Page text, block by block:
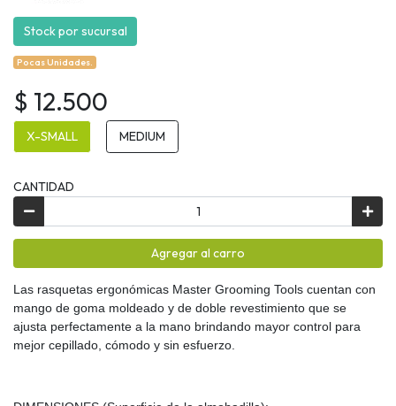
Stock por sucursal
Pocas Unidades.
$ 12.500
X-SMALL MEDIUM
CANTIDAD
Agregar al carro
Las rasquetas ergonómicas Master Grooming Tools cuentan con
mango de goma moldeado y de doble revestimiento que se
ajusta perfectamente a la mano brindando mayor control para
mejor cepillado, cómodo y sin esfuerzo.